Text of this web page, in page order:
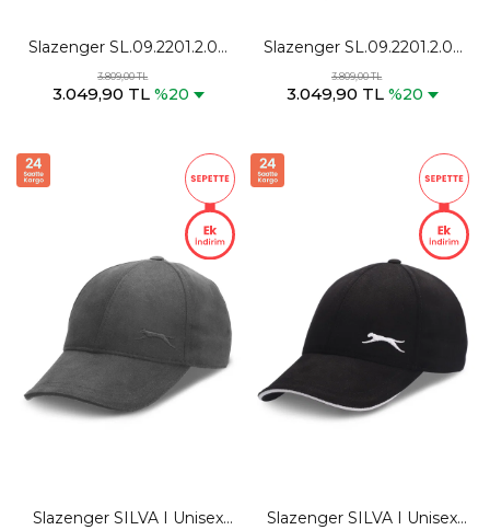
Slazenger SL.09.2201.2.04
Unisex Mavi Kol Saati
3.809,00 TL
3.049,90 TL %20
Slazenger SL.09.2201.2.02
Unisex Siyah Kol Saati
3.809,00 TL
3.049,90 TL %20
Slazenger SILVA I Unisex
Slazenger SILVA I Unisex